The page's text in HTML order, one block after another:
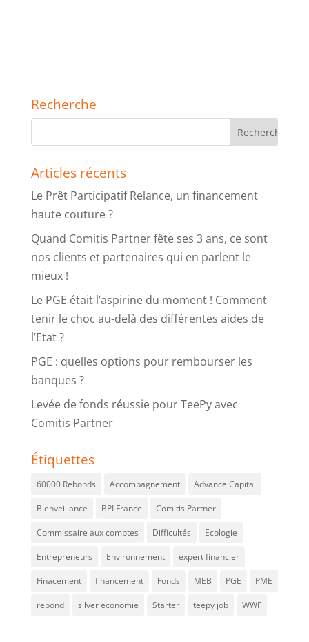
Recherche
Articles récents
Le Prêt Participatif Relance, un financement
haute couture ?
Quand Comitis Partner fête ses 3 ans, ce sont
nos clients et partenaires qui en parlent le
mieux !
Le PGE était l’aspirine du moment ! Comment
tenir le choc au-delà des différentes aides de
l’Etat ?
PGE : quelles options pour rembourser les
banques ?
Levée de fonds réussie pour TeePy avec
Comitis Partner
Étiquettes
60000 Rebonds Accompagnement Advance Capital
Bienveillance BPI France Comitis Partner
Commissaire aux comptes Difficultés Ecologie
Entrepreneurs Environnement expert financier
Finacement financement Fonds MEB PGE PME
rebond silver economie Starter teepy job WWF